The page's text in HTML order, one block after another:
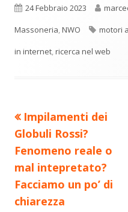
una
nuova
finestra
una
nuova
finestra
una
Pubblicato
24 Febbraio 2023 Autore
Massoneria,NWO Tag
motori
in internet,ricerca nel web
Navigazione
articoli
Precedente
articolo:
Impilamenti dei
Globuli Rossi?
Fenomeno reale o
mal intepretato?
Facciamo un po’ di
chiarezza